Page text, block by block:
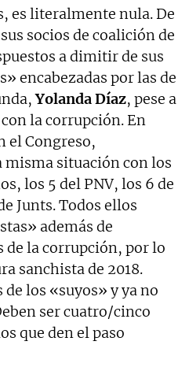
es literalmente nula. De
socios de coalición de
a dimitir de sus
encabezadas por las de
Yolanda Díaz, pese a
la corrupción. En
el Congreso,
misma situación con los
los 5 del PNV, los 6 de
Junts. Todos ellos
además de
de la corrupción, por lo
sanchista de 2018.
los «suyos» y ya no
ser cuatro/cinco
que den el paso